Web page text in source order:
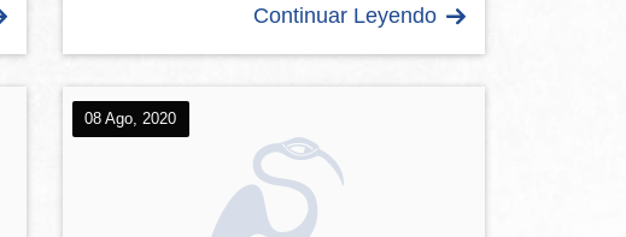
Continuar Leyendo
08 Ago, 2020